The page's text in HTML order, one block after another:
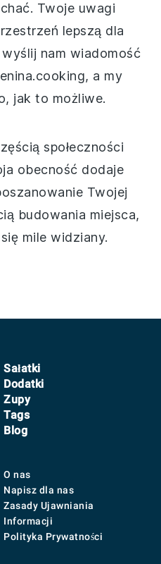
Twoje uwagi
lepszą dla
nam wiadomość
a my
jak to możliwe.
społeczności
obecność dodaje
Twojej
budowania miejsca,
mile widziany.
Sałatki
Dodatki
Zupy
Tags
Blog
O nas
Napisz dla nas
Zasady Ujawniania
Informacji
Polityka Prywatności